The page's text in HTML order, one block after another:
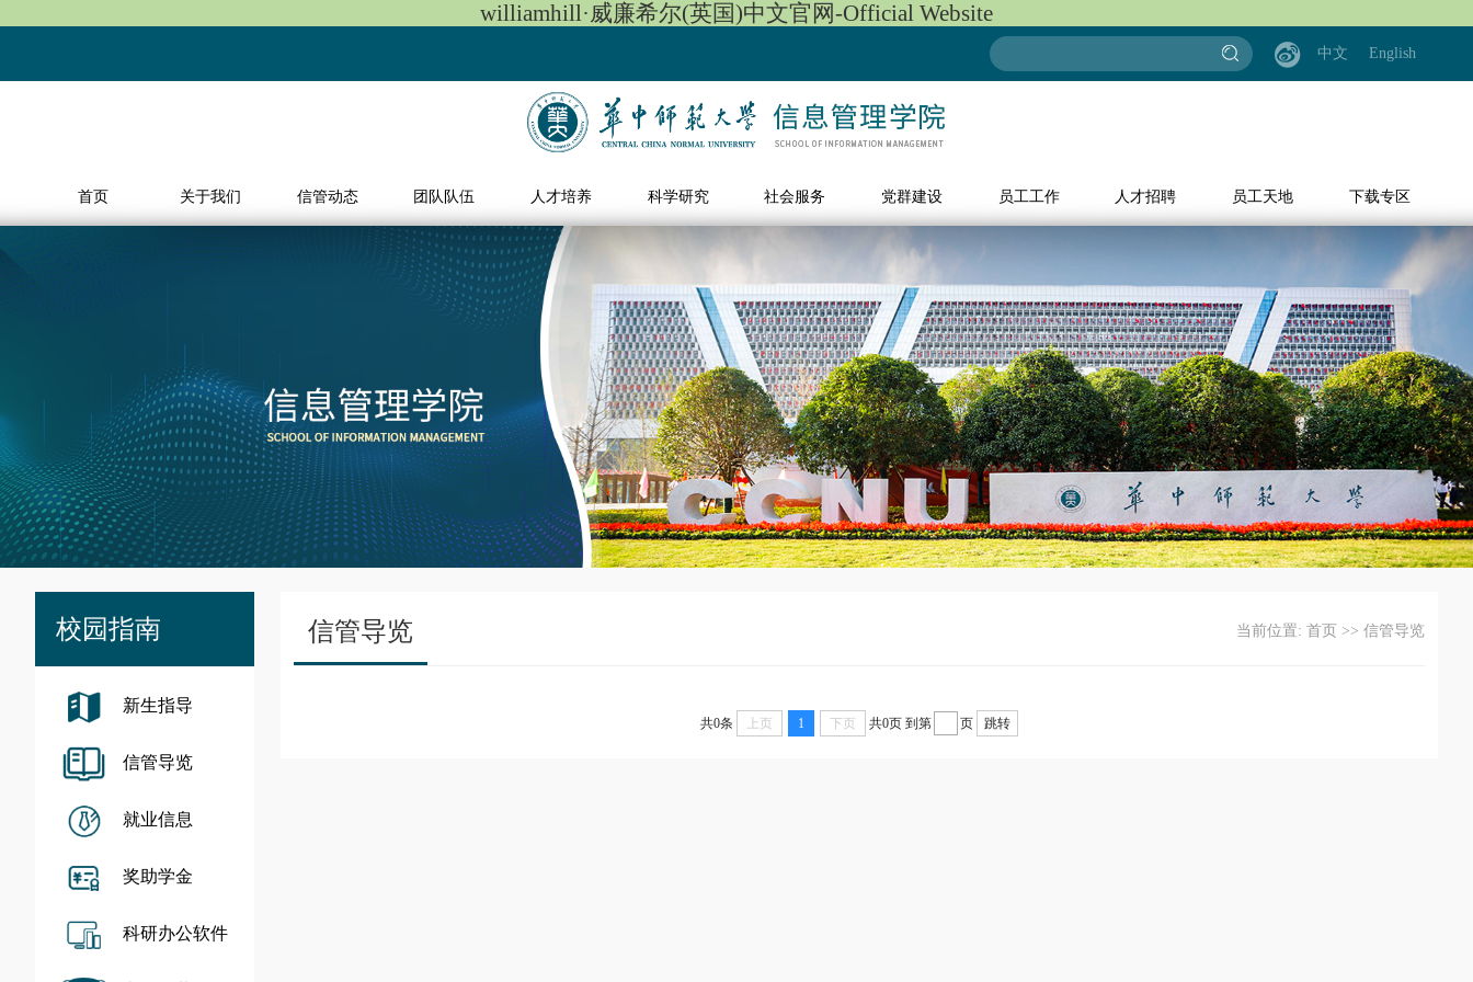
williamhill·威廉希尔(英国)中文官网-Official Website
中文 English
首页 关于我们 信管动态 团队队伍 人才培养 科学研究 社会服务 党群建设 员工工作 人才招聘 员工天地 下载专区
校园指南
新生指导
信管导览
就业信息
奖助学金
科研办公软件
信管导览 当前位置: 首页 >> 信管导览
共0条 上页 1 下页 共0页 到第 页 跳转